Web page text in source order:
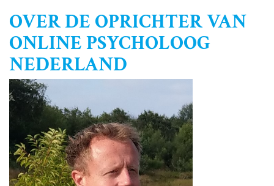
OVER DE OPRICHTER VAN
ONLINE PSYCHOLOOG
NEDERLAND